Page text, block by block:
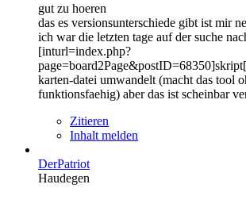
gut zu hoeren
das es versionsunterschiede gibt ist mir
ich war die letzten tage auf der suche
[inturl=index.php?
karten-datei umwandelt (macht das tool
funktionsfaehig) aber das ist scheinbar
Zitieren
Inhalt melden
DerPatriot
Haudegen